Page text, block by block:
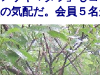
気配だ。会員５